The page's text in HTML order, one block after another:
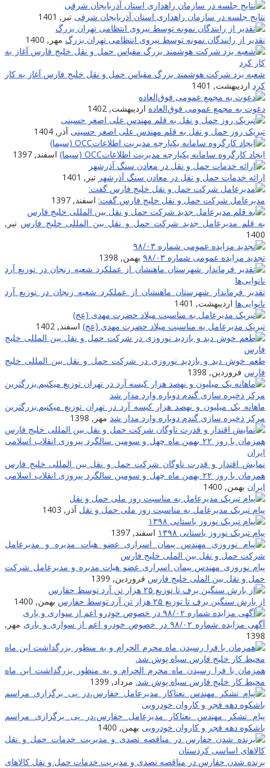
نتایج جلسه در سازمان راهداری استان آذربایجان شرقی تیر, 1401
تقدیر از رانندگان نمونه توسط نیروی انتظامی تهران بزرگ مهر, 1400
شعبه یزد شرکت هوشمند بزرگ مقیاس حمل و نقل خلیج فارس آغاز به کار
کرد اردیبهشت, 1401
دعوت به مجمع عمومی فوق‌العاده اردیبهشت, 1402
تبریک روز حمل و نقل به قلم مهندس علی اصغر حسینی آذر, 1404
ایجاد کارگروه سامانه یکپارچه مدیریت اطلاعاتOCC (سیما)
اسفند, 1397
ارائه خدمات حمل و نقل در معادن سنگ آذرشهر تیر, 1401
مدیرعامل شرکت حمل و نقل خلیج فارس گفت: اسفند, 1397
به قلم مدیرعامل جدید شرکت حمل و نقل بین المللی خلیج فارس تیر,
1400
تجدید مزایده عمومی شماره ۹۸/۰۳
بهمن, 1398
تقدیر فرماندار شهرستان ماهنشان از عملکرد شعبه زنجان در توزیع آرد
نانوایی‌ها اردیبهشت, 1401
تبریک مدیرعامل به مناسبت میلاد حضرت مهدی (عج) اسفند, 1402
طعم خوش دید و بازدید نوروزی در شرکت حمل و نقل بین المللى خلیج
فارس فروردین, 1398
ماهانه یک میلیون و نهصد هزار کیسه آرد در تهران توزیع میکنیم.بزرگترین
مرکز ذخیره سازی گندم دوباره وارد مدار شد مهر, 1398
نمایش اقتدار و قدرت ناوگان شرکت حمل و نقل بین المللی خلیج فارس
همزمان با روز ۲۲ بهمن ماه چهل و سومین سالگرد پیروزی انقلاب اسلامی
ایران بهمن, 1400
پیام تبریک مدیرعامل به مناسبت روز ملی حمل و نقل آذر, 1403
پیام تبریک نوروز باستانی ۱۳۹۸
اسفند, 1397
پیام نوروزی مهندس پیمان اسراری عضو هیات مدیره و مدیرعامل شرکت
حمل و نقل بین الملی خلیج فارس فروردین, 1399
از بارش سنگین برف تا توزیع ۲۵ هزار تن آرد توسط حفارس
بهمن, 1400
آگهی مزایده شماره ۹۸/۰۲ در خصوص خودرو اعم از سواری و باری
مهر,
1398
همزمان با فرا رسیدن ماه محرم الحرام و به منظور بزرگداشت این ماه
محیط کار خلیج فارس سیاه پوش شد. مرداد, 1399
پیام تشکر مهندس نعناکار مدیرعامل حفارس،در پی برگزاری مراسم
باشکوه دهه فجر و کاروان خودرویی بهمن, 1400
برنده شدن حفارس در مناقصه تصدی و مدیریت خدمات حمل و نقل کالاهای